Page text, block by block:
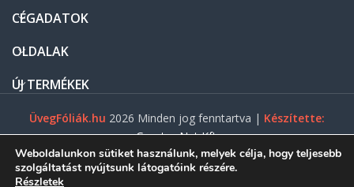
CÉGADATOK
OLDALAK
ÚJ TERMÉKEK
ÜvegFóliák.hu 2026 Minden jog fenntartva | Készítette:
Gasztro Net Kft.
Weboldalunkon sütiket használunk, melyek célja, hogy teljesebb
szolgáltatást nyújtsunk látogatóink részére.
Részletek